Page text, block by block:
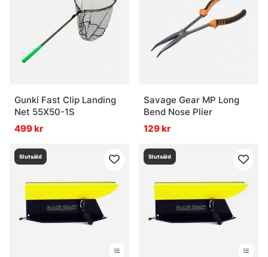
Gunki Fast Clip Landing
Net 55X50-1S
499 kr
Savage Gear MP Long
Bend Nose Plier
129 kr
Slutsåld Slutsåld